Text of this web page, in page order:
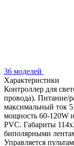
36 моделей
Характеристики
Контроллер для
провода). Питание/
максимальный ток
мощность 60-120W
PVC. Габариты
биполярными
Управляется